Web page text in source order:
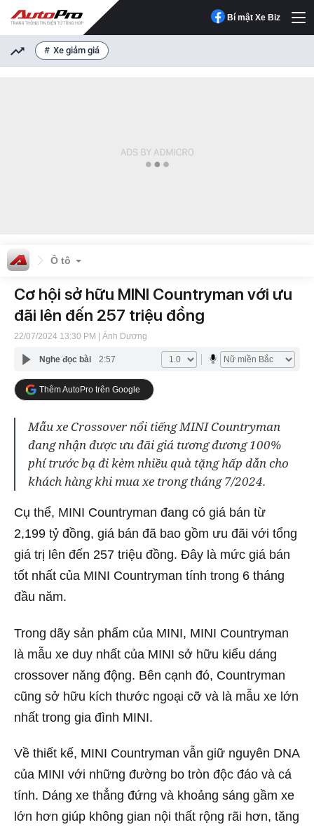
Bí mật Xe Biz
Xe giảm giá
Ô tô
Cơ hội sở hữu MINI Countryman với ưu
đãi lên đến 257 triệu đồng
22/07/2024 13:30 PM | Ánh Dương
Nghe đọc bài 2:57
Thêm AutoPro trên Google
Mẫu xe Crossover nổi tiếng MINI Countryman
đang nhận được ưu đãi giá tương đương 100%
phí trước bạ đi kèm nhiều quà tặng hấp dẫn cho
khách hàng khi mua xe trong tháng 7/2024.
Cụ thể, MINI Countryman đang có giá bán từ
2,199 tỷ đồng, giá bán đã bao gồm ưu đãi với tổng
giá trị lên đến 257 triệu đồng. Đây là mức giá bán
tốt nhất của MINI Countryman tính trong 6 tháng
đầu năm.
Trong dãy sản phẩm của MINI, MINI Countryman
là mẫu xe duy nhất của MINI sở hữu kiểu dáng
crossover năng động. Bên cạnh đó, Countryman
cũng sở hữu kích thước ngoại cỡ và là mẫu xe lớn
nhất trong gia đình MINI.
Về thiết kế, MINI Countryman vẫn giữ nguyên DNA
của MINI với những đường bo tròn độc đáo và cá
tính. Dáng xe thẳng đứng và khoảng sáng gầm xe
lớn hơn giúp không gian nội thất rộng rãi hơn, tăng